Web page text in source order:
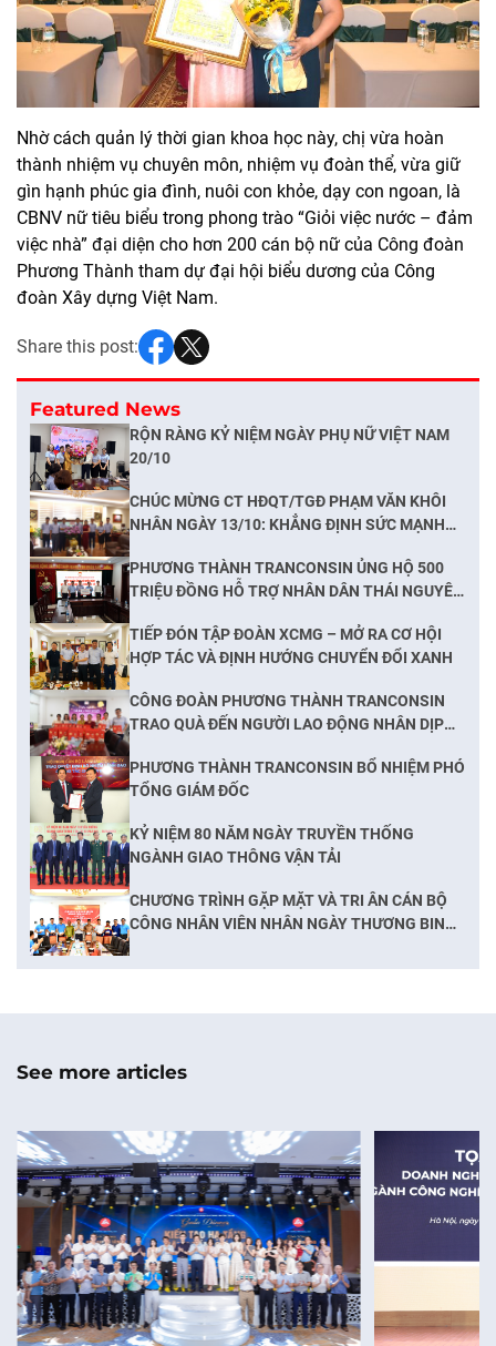
Nhờ cách quản lý thời gian khoa học này, chị vừa hoàn
thành nhiệm vụ chuyên môn, nhiệm vụ đoàn thể, vừa giữ
gìn hạnh phúc gia đình, nuôi con khỏe, dạy con ngoan, là
CBNV nữ tiêu biểu trong phong trào “Giỏi việc nước – đảm
việc nhà” đại diện cho hơn 200 cán bộ nữ của Công đoàn
Phương Thành tham dự đại hội biểu dương của Công
đoàn Xây dựng Việt Nam.
Share this post:
Featured News
RỘN RÀNG KỶ NIỆM NGÀY PHỤ NỮ VIỆT NAM
20/10
CHÚC MỪNG CT HĐQT/TGĐ PHẠM VĂN KHÔI
NHÂN NGÀY 13/10: KHẲNG ĐỊNH SỨC MẠNH
PHƯƠNG THÀNH TRANCONSIN ỦNG HỘ 500
TRIỆU ĐỒNG HỖ TRỢ NHÂN DÂN THÁI NGUYÊN
TIẾP ĐÓN TẬP ĐOÀN XCMG – MỞ RA CƠ HỘI
HỢP TÁC VÀ ĐỊNH HƯỚNG CHUYỂN ĐỔI XANH
CÔNG ĐOÀN PHƯƠNG THÀNH TRANCONSIN
TRAO QUÀ ĐẾN NGƯỜI LAO ĐỘNG NHÂN DỊP
PHƯƠNG THÀNH TRANCONSIN BỔ NHIỆM PHÓ
TỔNG GIÁM ĐỐC
KỶ NIỆM 80 NĂM NGÀY TRUYỀN THỐNG
NGÀNH GIAO THÔNG VẬN TẢI
CHƯƠNG TRÌNH GẶP MẶT VÀ TRI ÂN CÁN BỘ
CÔNG NHÂN VIÊN NHÂN NGÀY THƯƠNG BINH
See more articles